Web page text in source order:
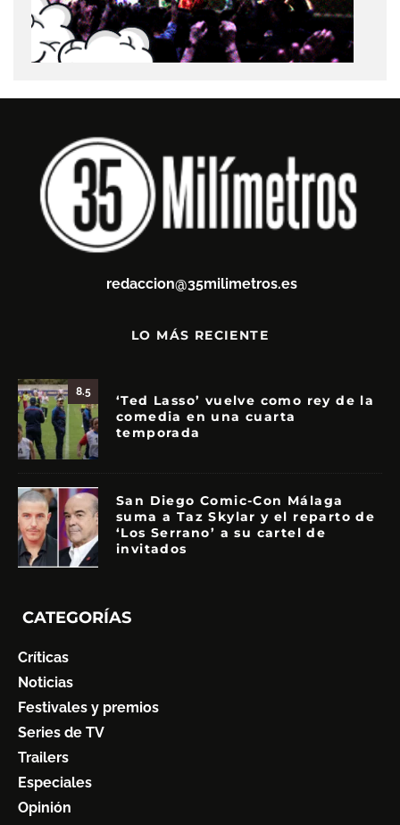
redaccion@35milimetros.es
LO MÁS RECIENTE
8.5
‘Ted Lasso’ vuelve como rey de la
comedia en una cuarta
temporada
San Diego Comic-Con Málaga
suma a Taz Skylar y el reparto de
‘Los Serrano’ a su cartel de
invitados
CATEGORÍAS
Críticas
Noticias
Festivales y premios
Series de TV
Trailers
Especiales
Opinión